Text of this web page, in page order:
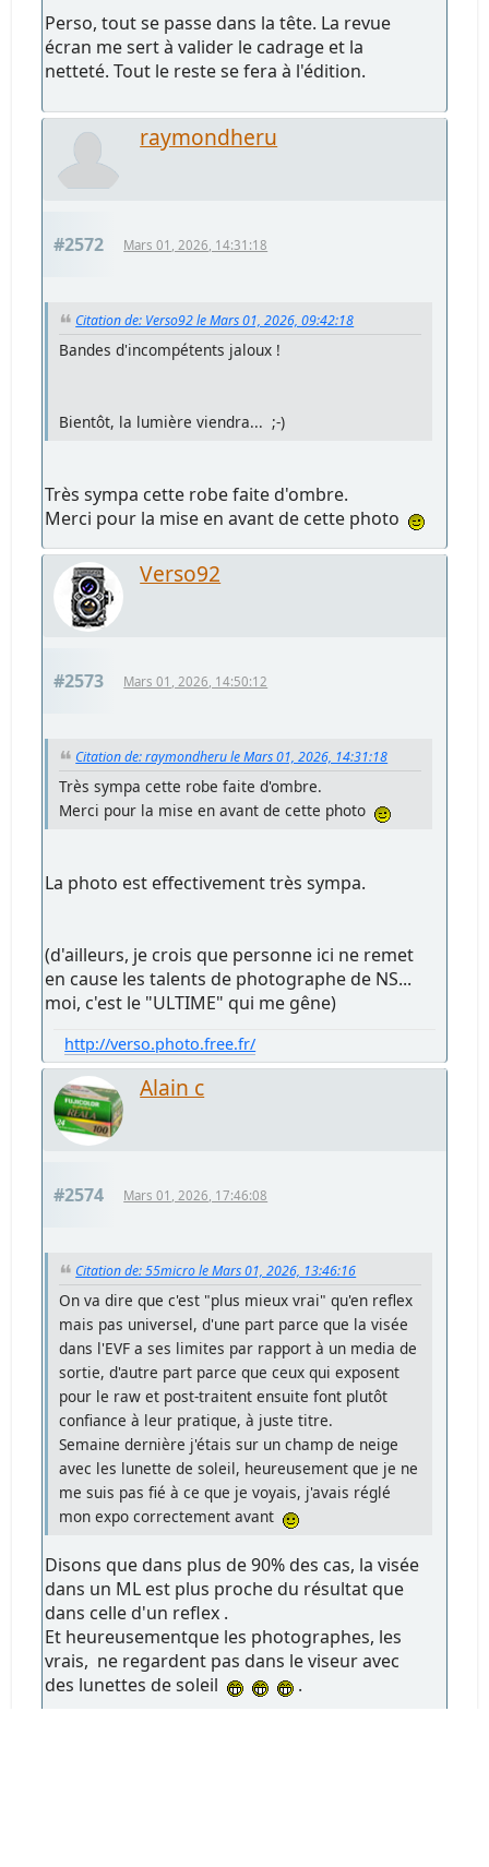
Perso, tout se passe dans la tête. La revue
écran me sert à valider le cadrage et la
netteté. Tout le reste se fera à l'édition.
raymondheru
#2572 Mars 01, 2026, 14:31:18
Citation de: Verso92 le Mars 01, 2026, 09:42:18
Bandes d'incompétents jaloux !
Bientôt, la lumière viendra... ;-)
Très sympa cette robe faite d'ombre.
Merci pour la mise en avant de cette photo
Verso92
#2573 Mars 01, 2026, 14:50:12
Citation de: raymondheru le Mars 01, 2026, 14:31:18
Très sympa cette robe faite d'ombre.
Merci pour la mise en avant de cette photo
La photo est effectivement très sympa.
(d'ailleurs, je crois que personne ici ne remet
en cause les talents de photographe de NS...
moi, c'est le "ULTIME" qui me gêne)
http://verso.photo.free.fr/
Alain c
#2574 Mars 01, 2026, 17:46:08
Citation de: 55micro le Mars 01, 2026, 13:46:16
On va dire que c'est "plus mieux vrai" qu'en reflex
mais pas universel, d'une part parce que la visée
dans l'EVF a ses limites par rapport à un media de
sortie, d'autre part parce que ceux qui exposent
pour le raw et post-traitent ensuite font plutôt
confiance à leur pratique, à juste titre.
Semaine dernière j'étais sur un champ de neige
avec les lunette de soleil, heureusement que je ne
me suis pas fié à ce que je voyais, j'avais réglé
mon expo correctement avant
Disons que dans plus de 90% des cas, la visée
dans un ML est plus proche du résultat que
dans celle d'un reflex .
Et heureusementque les photographes, les
vrais, ne regardent pas dans le viseur avec
des lunettes de soleil
.